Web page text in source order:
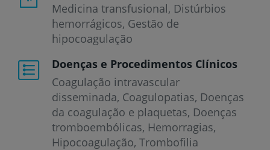
Medicina transfusional, Distúrbios
hemorrágicos, Gestão de
hipocoagulação
Doenças e Procedimentos Clínicos
Coagulação intravascular
disseminada Coagulopatias Doenças
da coagulação e plaquetas Doenças
tromboembólicas Hemorragias
Hipocoagulação Trombofilia